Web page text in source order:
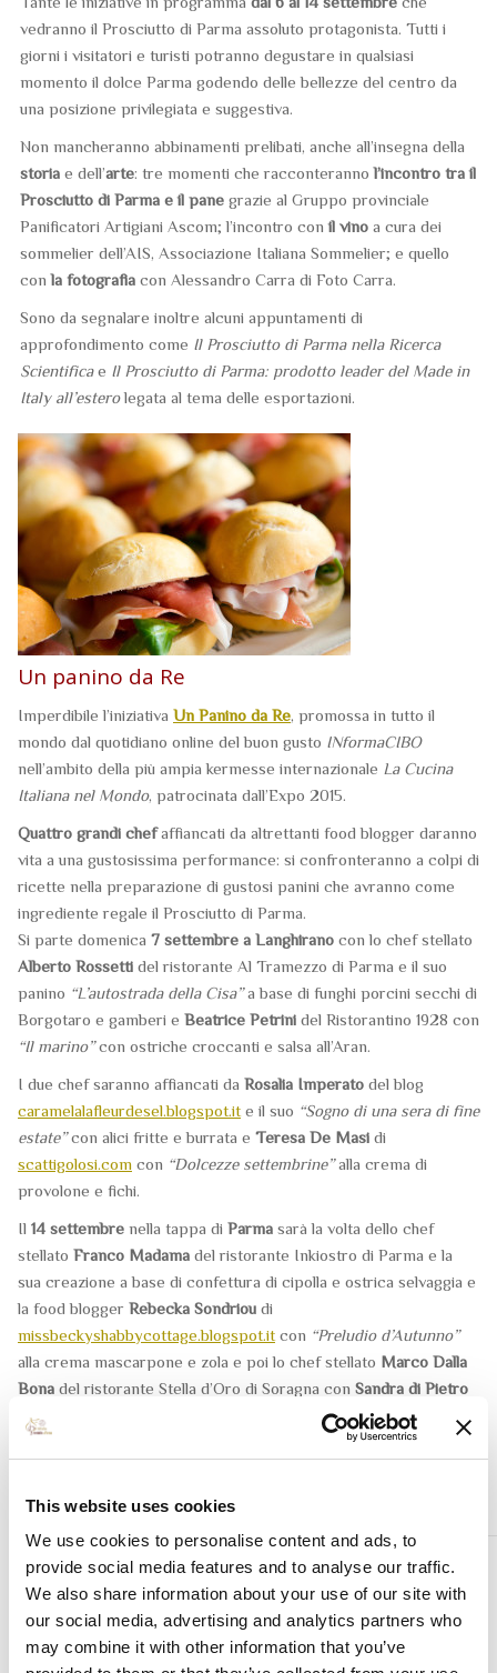
This website uses cookies
We use cookies to personalise content and ads, to
provide social media features and to analyse our traffic.
We also share information about your use of our site with
our social media, advertising and analytics partners who
may combine it with other information that you’ve
vedranno il Prosciutto di Parma assoluto protagonista. Tutti i
giorni i visitatori e turisti potranno degustare in qualsiasi
momento il dolce Parma godendo delle bellezze del centro da
una posizione privilegiata e suggestiva.
Non mancheranno abbinamenti prelibati, anche all’insegna della
storia e dell’arte: tre momenti che racconterannol’incontro tra il
Prosciutto di Parma e il pane grazie al Gruppo provinciale
Panificatori Artigiani Ascom; l’incontro con il vino a cura dei
sommelier dell’AIS, Associazione Italiana Sommelier; e quello
conla fotografia con Alessandro Carra di Foto Carra.
Sono da segnalare inoltre alcuni appuntamenti di
approfondimento come Il Prosciutto di Parma nella Ricerca
Scientificae Il Prosciutto di Parma: prodotto leader del Made in
Italy all’esterolegata al tema delle esportazioni.
Un panino da Re
Imperdibile l’iniziativa Un Panino da Re, promossa in tutto il
mondo dal quotidiano online del buon gusto INformaCIBO
nell’ambito della più ampia kermesse internazionale La Cucina
Italiana nel Mondo, patrocinata dall’Expo 2015.
Quattro grandi chefaffiancati da altrettanti food blogger daranno
vita a una gustosissima performance: si confronteranno a colpi di
ricette nella preparazione di gustosi panini che avranno come
ingrediente regale il Prosciutto di Parma.
Si parte domenica 7 settembre a Langhirano con lo chef stellato
Alberto Rossetti del ristorante Al Tramezzo di Parma e il suo
panino “L’autostrada della Cisa”a base di funghi porcini secchi di
Borgotaro e gamberi e Beatrice Petrini del Ristorantino 1928 con
“Il marino”con ostriche croccanti e salsa all’Aran.
I due chef saranno affiancati da Rosalia Imperato del blog
caramelalafleurdesel.blogspot.it e il suo “Sogno di una sera di fine
estate”con alici fritte e burrata e Teresa De Masi di
scattigolosi.com con “Dolcezze settembrine”alla crema di
provolone e fichi.
Il 14 settembre nella tappa di Parma sarà la volta dello chef
stellato Franco Madama del ristorante Inkiostro di Parma e la
sua creazione a base di confettura di cipolla e ostrica selvaggia e
la food blogger Rebecka Sondriou di
missbeckyshabbycottage.blogspot.it con “Preludio d’Autunno”
alla crema mascarpone e zola e poi lo chef stellato Marco Dalla
Bona del ristorante Stella d’Oro di Soragna con Sandra di Pietro
di blog.giallozafferano.it/undolcesalato/ e il suo“Superclassico”
con una crema di Parmigiano Reggiano e salsa di rucola.
Notizie correlate
Un Panino da Re
10 settembre 2014